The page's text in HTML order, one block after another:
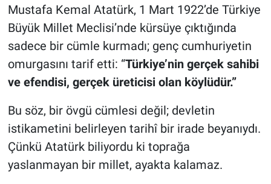
Mustafa Kemal Atatürk, 1 Mart 1922’de Türkiye
Büyük Millet Meclisi’nde kürsüye çıktığında
sadece bir cümle kurmadı; genç cumhuriyetin
omurgasını tarif etti: “Türkiye’nin gerçek sahibi
ve efendisi, gerçek üreticisi olan köylüdür.”
Bu söz, bir övgü cümlesi değil; devletin
istikametini belirleyen tarihî bir irade beyanıydı.
Çünkü Atatürk biliyordu ki toprağa
yaslanmayan bir millet, ayakta kalamaz.